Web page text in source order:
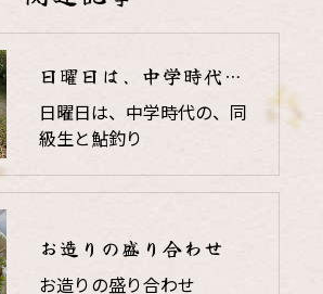
日曜日は、中学時代の、同級生と鮎釣り
日曜日は、中学時代の、同
級生と鮎釣り
お造りの盛り合わせ
お造りの盛り合わせ